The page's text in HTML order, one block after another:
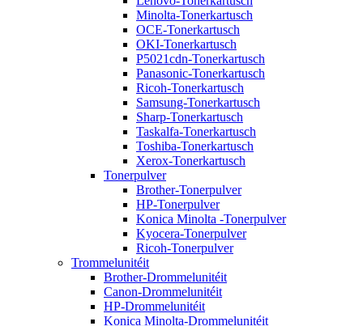
Minolta-Tonerkartusch
OCE-Tonerkartusch
OKI-Tonerkartusch
P5021cdn-Tonerkartusch
Panasonic-Tonerkartusch
Ricoh-Tonerkartusch
Samsung-Tonerkartusch
Sharp-Tonerkartusch
Taskalfa-Tonerkartusch
Toshiba-Tonerkartusch
Xerox-Tonerkartusch
Tonerpulver
Brother-Tonerpulver
HP-Tonerpulver
Konica Minolta -Tonerpulver
Kyocera-Tonerpulver
Ricoh-Tonerpulver
Trommelunitéit
Brother-Drommelunitéit
Canon-Drommelunitéit
HP-Drommelunitéit
Konica Minolta-Drommelunitéit